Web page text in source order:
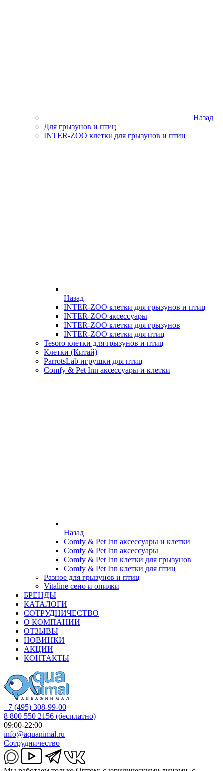
Назад
Для грызунов и птиц
INTER-ZOO клетки для грызунов и птиц
Назад
INTER-ZOO клетки для грызунов и птиц
INTER-ZOO аксессуары
INTER-ZOO клетки для грызунов
INTER-ZOO клетки для птиц
Tesoro клетки для грызунов и птиц
Клетки (Китай)
ParrotsLab игрушки для птиц
Comfy & Pet Inn аксессуары и клетки
Назад
Comfy & Pet Inn аксессуары и клетки
Comfy & Pet Inn аксессуары
Comfy & Pet Inn клетки для грызунов
Comfy & Pet Inn клетки для птиц
Разное для грызунов и птиц
Vitaline сено и опилки
БРЕНДЫ
КАТАЛОГИ
СОТРУДНИЧЕСТВО
О КОМПАНИИ
ОТЗЫВЫ
НОВИНКИ
АКЦИИ
КОНТАКТЫ
+7 (495) 308-99-00
8 800 550 2156 (бесплатно)
09:00-22:00
info@aquanimal.ru
Сотрудничество